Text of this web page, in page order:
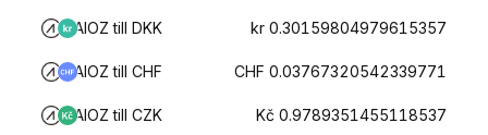
AIOZ till DKK kr 0.30159804979615357
AIOZ till CHF CHF 0.03767320542339771
AIOZ till CZK Kč 0.9789351455118537